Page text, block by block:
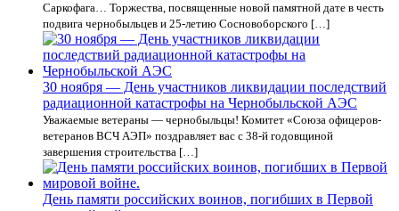
Саркофага… Торжества, посвященные новой памятной дате в честь
подвига чернобыльцев и 25-летию Сосновоборского […]
30 ноября — День участников ликвидации последствий
радиационной катастрофы на Чернобыльской АЭС
Уважаемые ветераны — чернобыльцы! Комитет «Союза офицеров-
ветеранов ВСЧ АЭП» поздравляет вас с 38-й годовщиной
завершения строительства […]
День памяти российских воинов, погибших в Первой